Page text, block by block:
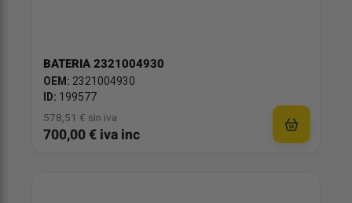
BATERIA 2321004930
OEM: 2321004930
ID: 199577
578,51 € sin iva
700,00 € iva inc